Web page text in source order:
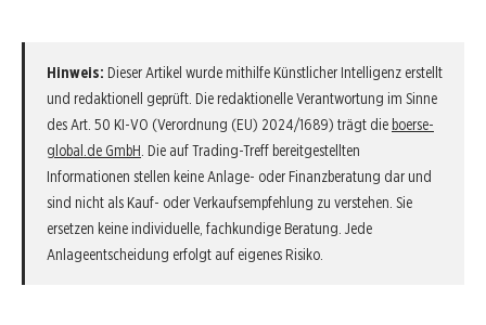
Hinweis: Dieser Artikel wurde mithilfe Künstlicher Intelligenz erstellt
und redaktionell geprüft. Die redaktionelle Verantwortung im Sinne
des Art. 50 KI-VO (Verordnung (EU) 2024/1689) trägt die boerse-
global.de GmbH . Die auf Trading-Treff bereitgestellten
Informationen stellen keine Anlage- oder Finanzberatung dar und
sind nicht als Kauf- oder Verkaufsempfehlung zu verstehen. Sie
ersetzen keine individuelle, fachkundige Beratung. Jede
Anlageentscheidung erfolgt auf eigenes Risiko.